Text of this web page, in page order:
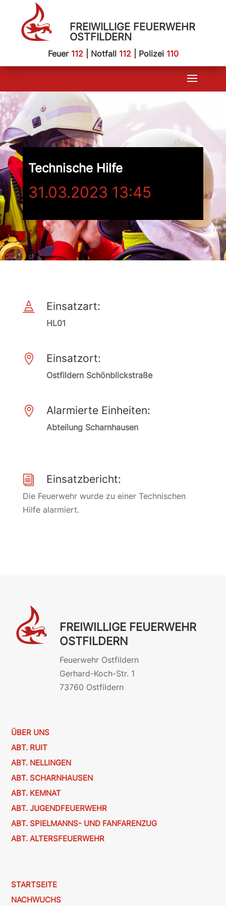
FREIWILLIGE FEUERWEHR
OSTFILDERN
Feuer 112| Notfall 112| Polizei 110
Technische Hilfe
31.03.2023 13:45
 Einsatzart:
HL01
 Einsatzort:
Ostfildern Schönblickstraße
 Alarmierte Einheiten:
Abteilung Scharnhausen
i Einsatzbericht:
Die Feuerwehr wurde zu einer Technischen
Hilfe alarmiert.
FREIWILLIGE FEUERWEHR
OSTFILDERN
Feuerwehr Ostfildern
Gerhard-Koch-Str. 1
73760 Ostfildern
ÜBER UNS
ABT. RUIT
ABT. NELLINGEN
ABT. SCHARNHAUSEN
ABT. KEMNAT
ABT. JUGENDFEUERWEHR
ABT. SPIELMANNS- UND FANFARENZUG
ABT. ALTERSFEUERWEHR
STARTSEITE
NACHWUCHS